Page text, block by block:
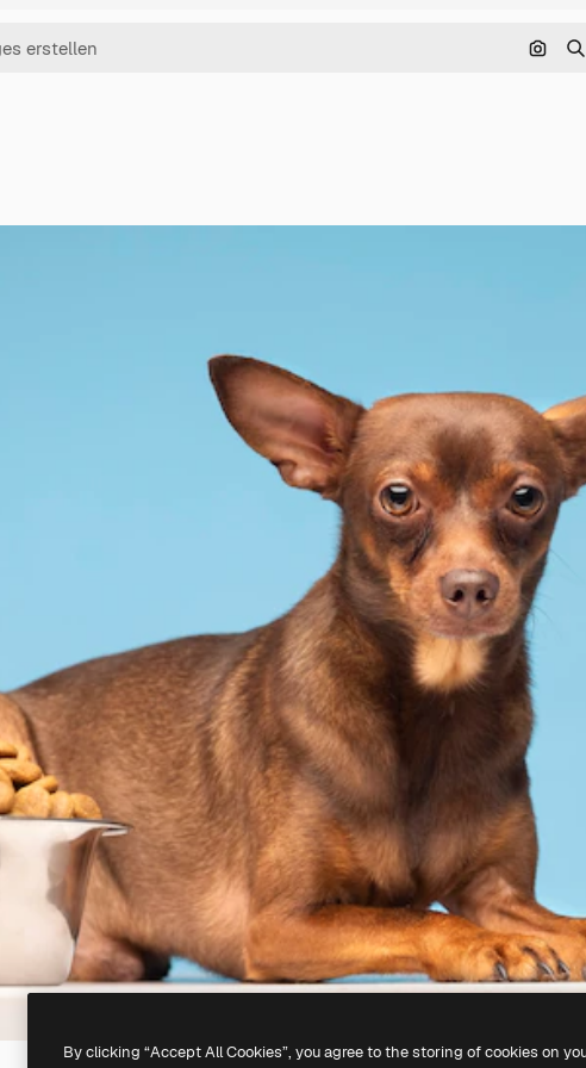
Nach
By clicking “Accept All Cookies”, you agree to the storing of cookies on